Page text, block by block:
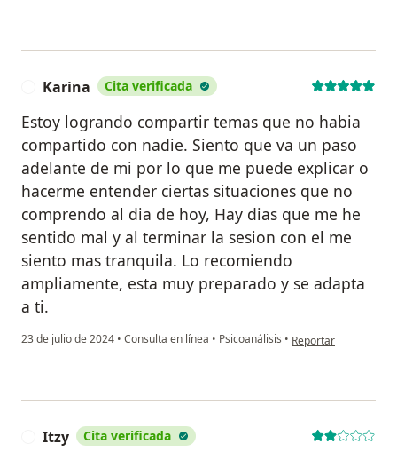
Karina Cita verificada
Estoy logrando compartir temas que no habia
compartido con nadie. Siento que va un paso
adelante de mi por lo que me puede explicar o
hacerme entender ciertas situaciones que no
comprendo al dia de hoy, Hay dias que me he
sentido mal y al terminar la sesion con el me
siento mas tranquila. Lo recomiendo
ampliamente, esta muy preparado y se adapta
a ti.
23 de julio de 2024 • Consulta en línea • Psicoanálisis • en opinión del
Reportar
Itzy Cita verificada